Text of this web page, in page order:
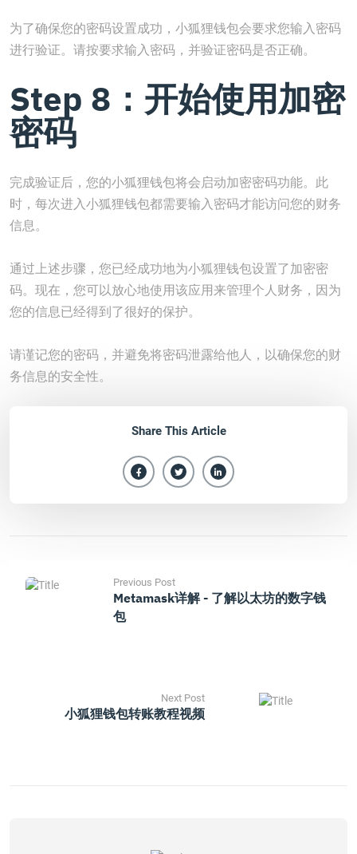
为了确保您的密码设置成功，小狐狸钱包会要求您输入密码
进行验证。请按要求输入密码，并验证密码是否正确。
Step 8：开始使用加密
密码
完成验证后，您的小狐狸钱包将会启动加密密码功能。此
时，每次进入小狐狸钱包都需要输入密码才能访问您的财务
信息。
通过上述步骤，您已经成功地为小狐狸钱包设置了加密密
码。现在，您可以放心地使用该应用来管理个人财务，因为
您的信息已经得到了很好的保护。
请谨记您的密码，并避免将密码泄露给他人，以确保您的财
务信息的安全性。
Share This Article
Previous Post
Metamask详解 - 了解以太坊的数字钱
包
Next Post
小狐狸钱包转账教程视频